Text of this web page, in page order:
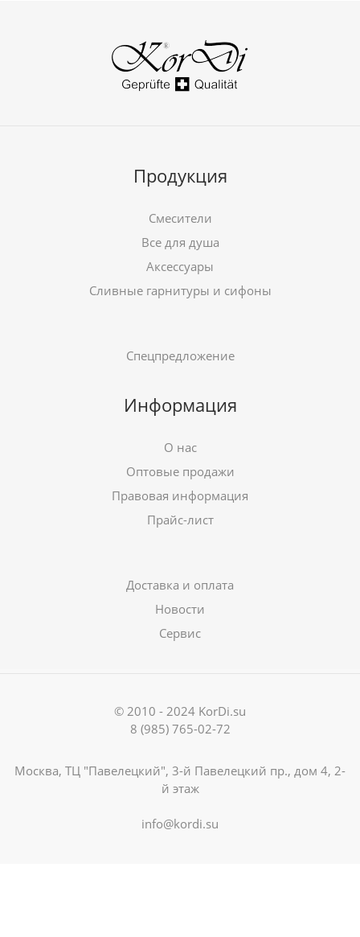
Продукция
Смесители
Все для душа
Аксессуары
Сливные гарнитуры и сифоны
Спецпредложение
Информация
О нас
Оптовые продажи
Правовая информация
Прайс-лист
Доставка и оплата
Новости
Сервис
© 2010 - 2024 KorDi.su
8 (985) 765-02-72
Москва, ТЦ "Павелецкий", 3-й Павелецкий пр., дом 4, 2-
й этаж
info@kordi.su